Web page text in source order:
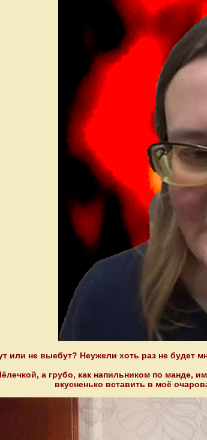
или не выебут? Неужели хоть раз не будет
а грубо, как напильником по манде,
вкусненько вставить в моё